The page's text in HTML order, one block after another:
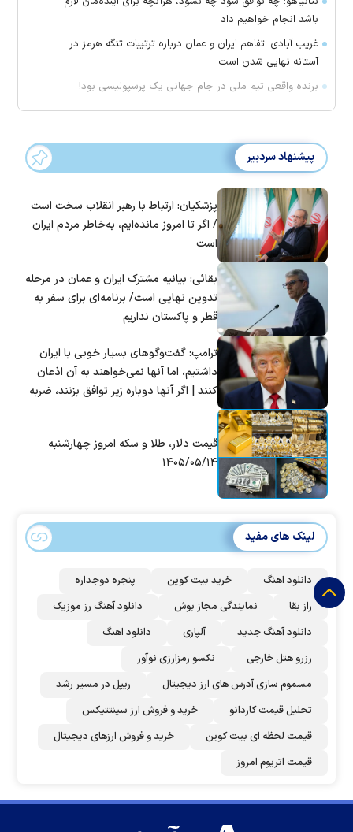
باشد انجام خواهیم داد
غریب آبادی: تفاهم ایران و عمان درباره ترتیبات تنگه هرمز در
آستانه نهایی شدن است
برنده واقعی تیم ملی در جام جهانی یک پرسپولیسی بود!
پیشنهاد سردبیر
پزشکیان: ارتباط با رهبر انقلاب سخت است
/ اگر تا امروز مانده‌ایم، به‌خاطر مردم ایران
است
بقائی: بیانیه مشترک ایران و عمان در مرحله
تدوین نهایی است/ برنامه‌ای برای سفر به
قطر و پاکستان نداریم
ترامپ: گفت‌و‌گو‌های بسیار خوبی با ایران
داشتیم، اما آنها نمی‌خواهند به آن اذعان
کنند | اگر آنها دوباره زیر توافق بزنند، ضربه
قیمت دلار، طلا و سکه امروز چهارشنبه
۱۴۰۵/۰۵/۱۴
لینک های مفید
دانلود اهنگ خرید بیت کوین
پنجره دوجداره
راز بقا
نمایندگی مجاز بوش
دانلود آهنگ رز‌ موزیک
دانلود آهنگ جدید
آلپاری
دانلود اهنگ
رزرو هتل خارجی
نکسو رمزارزی نوآور
مسموم سازی آدرس های ارز دیجیتال
ریپل در مسیر رشد
تحلیل قیمت کاردانو
خرید و فروش ارز سینتتیکس
قیمت لحظه ای بیت کوین
خرید و فروش ارزهای دیجیتال
قیمت اتریوم امروز